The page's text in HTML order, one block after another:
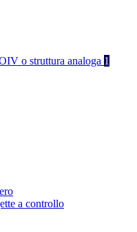
o struttura analoga 1
a controllo